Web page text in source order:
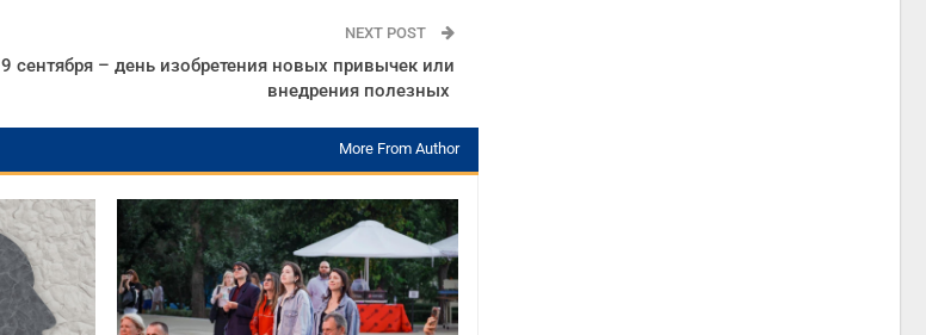
NEXT POST
9 сентября – день изобретения новых привычек или
внедрения полезных
More From Author